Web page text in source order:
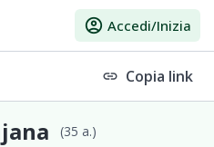
account_circle Accedi/Inizia
link Copia link
(35 a.)